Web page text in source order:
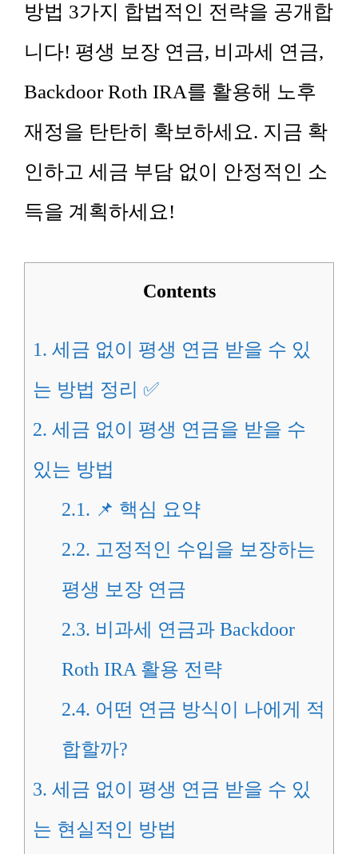
방법 3가지 합법적인 전략을 공개합
니다! 평생 보장 연금, 비과세 연금,
Backdoor Roth IRA를 활용해 노후
재정을 탄탄히 확보하세요. 지금 확
인하고 세금 부담 없이 안정적인 소
득을 계획하세요!
Contents
1. 세금 없이 평생 연금 받을 수 있
는 방법 정리 ✅
2. 세금 없이 평생 연금을 받을 수
있는 방법
2.1. 📌 핵심 요약
2.2. 고정적인 수입을 보장하는
평생 보장 연금
2.3. 비과세 연금과 Backdoor
Roth IRA 활용 전략
2.4. 어떤 연금 방식이 나에게 적
합할까?
3. 세금 없이 평생 연금 받을 수 있
는 현실적인 방법